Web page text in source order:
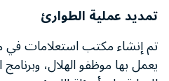
تمديد عملية الطوارئ
تم إنشاء مكتب استعلامات في
يعمل بها موظفو الهلال،